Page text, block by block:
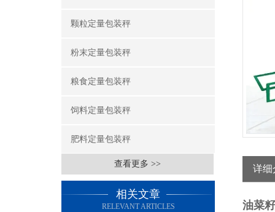
颗粒定量包装秤
粉末定量包装秤
粮食定量包装秤
饲料定量包装秤
肥料定量包装秤
查看更多 >>
相关文章
RELEVANT ARTICLES
详细
油菜